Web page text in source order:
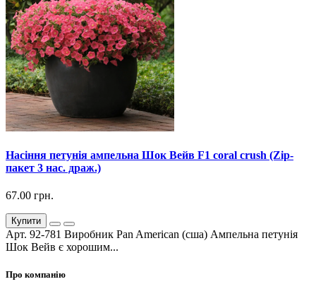
Насіння петунія ампельна Шок Вейв F1 coral crush (Zip-
пакет 3 нас. драж.)
67.00 грн.
Купити
Арт. 92-781 Виробник Pan American (сша) Ампельна петунія
Шок Вейв є хорошим...
Про компанію